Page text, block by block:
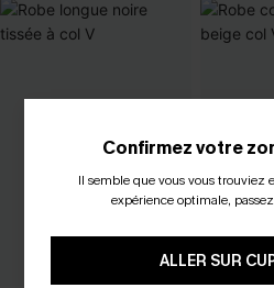
Confirmez votre
Il semble que vous vous trouviez
expérience optimale,
ALLER SUR